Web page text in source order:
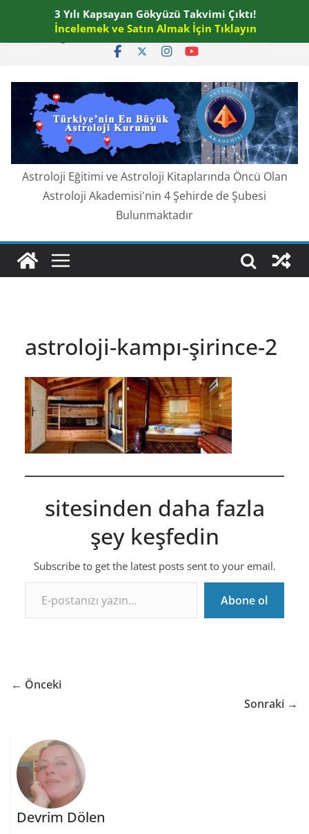
content
Pazar, Ağustos 9, 2026
Astroloji Eğitimi ve Astroloji Kitaplarında Öncü Olan
Astroloji Akademisi'nin 4 Şehirde de Şubesi
Bulunmaktadır
astroloji-kampı-şirince-2
sitesinden daha fazla
şey keşfedin
Subscribe to get the latest posts sent to your email.
E-postanızı yazın…
Abone ol
← Önceki
Sonraki →
Devrim Dölen
3 Yılı Kapsayan Gökyüzü Takvimi Çıktı!
İncelemek ve Satın Almak İçin Tıklayın